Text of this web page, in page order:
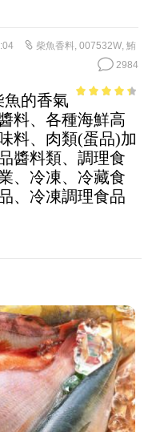
柴魚香料, 007532W, 鮪
2984
5
魚的香氣
料、各種海鮮高
料、肉類(蛋品)加
醬料類、調理食
、冷凍、冷藏食
、冷凍調理食品